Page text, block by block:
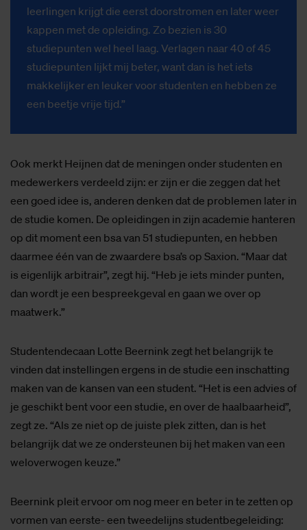
leerlingen krijgt die eerst doorstromen en later weer
kappen met de opleiding. Zo bezien is 30
studiepunten wel heel laag. Verlagen naar 40 of 45
studiepunten lijkt mij beter, want dan is het iets
makkelijker en leuker voor studenten en hebben ze
een beetje vrije tijd.”
Ook merkt Heijnen dat de meningen onder studenten en
medewerkers verdeeld zijn: er zijn er die zeggen dat het
een goed idee is, anderen denken dat de problemen later in
de studie komen. De opleidingen in zijn academie hanteren
op dit moment een bsa van 51 studiepunten, en hebben
daarmee één van de zwaardere bsa’s op Saxion. “Maar dat
is eigenlijk arbitrair”, zegt hij. “Heb je iets minder punten,
dan wordt je een bespreekgeval en gaan we over op
maatwerk.”
Studentendecaan Lotte Beernink zegt het belangrijk te
vinden dat instellingen ergens in de studie een inschatting
maken van de kansen van een student. “Het is een advies of
je geschikt bent voor een studie, en over de haalbaarheid”,
zegt ze. “Als ze niet op de juiste plek zitten, dan is het
belangrijk dat we ze ondersteunen bij het maken van een
weloverwogen keuze.”
Beernink pleit ervoor om nog meer en beter in te zetten op
vormen van eerste- een tweedelijns studentbegeleiding: